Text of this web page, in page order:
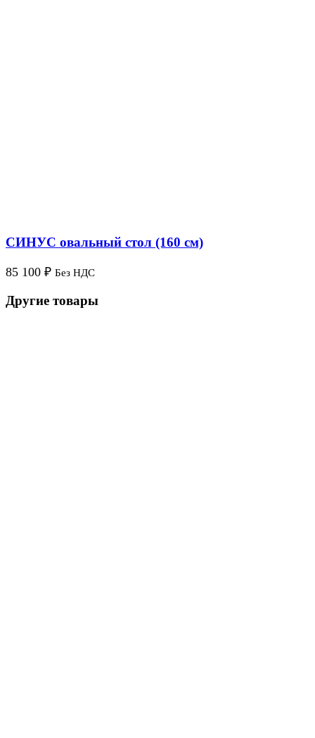
СИНУС овальный стол (160 см)
85 100 ₽ Без НДС
Другие товары